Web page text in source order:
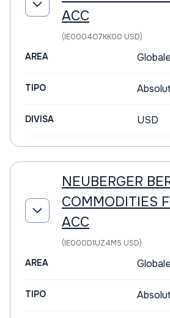
ACC
(IE0004O7KK00 USD)
AREA Globale
TIPO
DIVISA USD
NEUBERGER
COMMODITIES
ACC
(IE000D1UZ4M5 USD)
AREA Globale
TIPO